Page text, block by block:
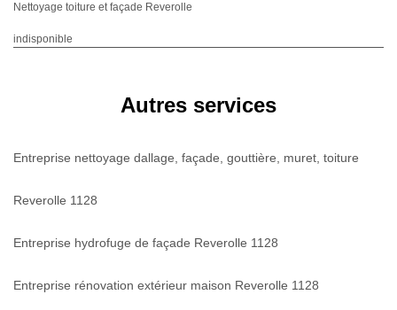
Nettoyage toiture et façade Reverolle
indisponible
Autres services
Entreprise nettoyage dallage, façade, gouttière, muret, toiture
Reverolle 1128
Entreprise hydrofuge de façade Reverolle 1128
Entreprise rénovation extérieur maison Reverolle 1128